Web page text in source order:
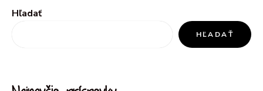
Hľadať
HĽADAŤ